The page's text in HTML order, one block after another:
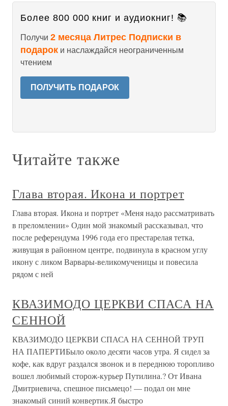
Более 800 000 книг и аудиокниг! 📚
Получи 2 месяца Литрес Подписки в
подарок и наслаждайся неограниченным
чтением
ПОЛУЧИТЬ ПОДАРОК
Читайте также
Глава вторая. Икона и портрет
Глава вторая. Икона и портрет «Меня надо рассматривать
в преломлении» Один мой знакомый рассказывал, что
после референдума 1996 года его престарелая тетка,
живущая в районном центре, подвинула в красном углу
икону с ликом Варвары-великомученицы и повесила
рядом с ней
КВАЗИМОДО ЦЕРКВИ СПАСА НА
СЕННОЙ
КВАЗИМОДО ЦЕРКВИ СПАСА НА СЕННОЙ ТРУП
НА ПАПЕРТИБыло около десяти часов утра. Я сидел за
кофе, как вдруг раздался звонок и в переднюю торопливо
вошел любимый сторож-курьер Путилина.? От Ивана
Дмитриевича, спешное письмецо! — подал он мне
знакомый синий конвертик.Я быстро